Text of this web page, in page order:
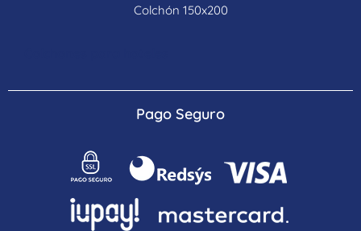
Colchón 150x200
Pago Seguro